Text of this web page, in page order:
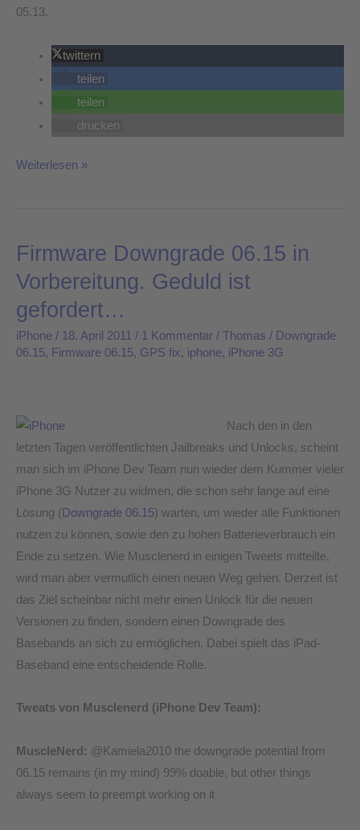
05.13.
twittern
teilen
teilen
drucken
Weiterlesen »
Firmware Downgrade 06.15 in
Vorbereitung. Geduld ist
gefordert…
iPhone / 18. April 2011 / 1 Kommentar / Thomas / Downgrade
06.15, Firmware 06.15, GPS fix, iphone, iPhone 3G
Nach den in den
letzten Tagen veröffentlichten Jailbreaks und Unlocks, scheint
man sich im iPhone Dev Team nun wieder dem Kummer vieler
iPhone 3G Nutzer zu widmen, die schon sehr lange auf eine
Lösung ( Downgrade 06.15) warten, um wieder alle Funktionen
nutzen zu können, sowie den zu hohen Batterieverbrauch ein
Ende zu setzen. Wie Musclenerd in einigen Tweets mitteilte,
wird man aber vermutlich einen neuen Weg gehen. Derzeit ist
das Ziel scheinbar nicht mehr einen Unlock für die neuen
Versionen zu finden, sondern einen Downgrade des
Basebands an sich zu ermöglichen. Dabei spielt das iPad-
Baseband eine entscheidende Rolle.
Tweats von Musclenerd (iPhone Dev Team):
MuscleNerd: @Kamiela2010 the downgrade potential from
06.15 remains (in my mind) 99% doable, but other things
always seem to preempt working on it
Firmware
Downgrade
06.15
in
Vorbereitung.
Geduld